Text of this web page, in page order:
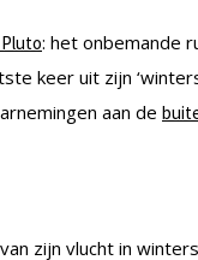
: het onbemande
keer uit zijn
aan de
zijn vlucht in